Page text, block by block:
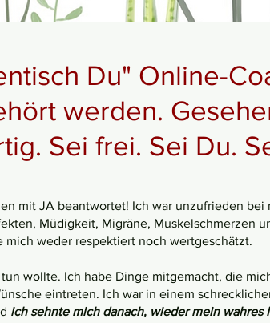
Du" Online-
werden.
Sei frei. Sei Du.
mit JA beantwortet! Ich war unzufrieden
Müdigkeit, Migräne, Muskelschmerzen
weder respektiert noch wertgeschätzt.
wollte. Ich habe Dinge mitgemacht, die
eintreten. Ich war in einem
ich sehnte mich danach, wieder mein wahres